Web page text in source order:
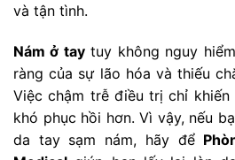
và tận tình.
Nám ở taytuy không nguy
ràng của sự lão hóa và thiếu
Việc chậm trễ điều trị chỉ
khó phục hồi hơn. Vì vậy, nếu
da tay sạm nám, hãy để